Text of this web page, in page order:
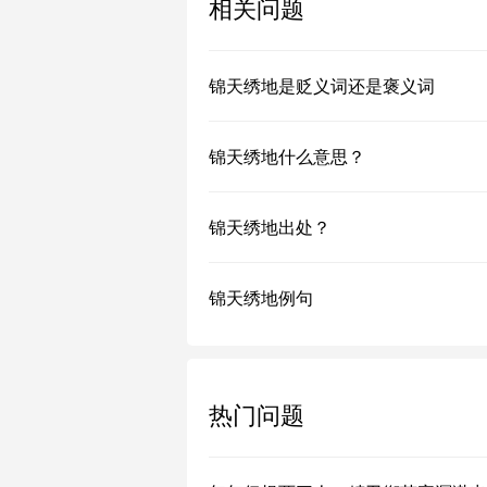
相关问题
锦天绣地是贬义词还是褒义词
锦天绣地什么意思？
锦天绣地出处？
锦天绣地例句
热门问题